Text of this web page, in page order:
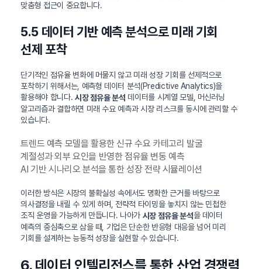
맞춤형 접근이 중요합니다.
5.5 데이터 기반 예측 분석으로 미래 기회
선제 포착
단기적인 점유율 변화에 머물지 않고 미래 성장 기회를 선제적으로
포착하기 위해서는, 예측형 데이터 분석(Predictive Analytics)을
활용해야 합니다. 시장 점유율 분석 데이터를 시계열 모델, 머신러닝
알고리즘과 결합하면 미래 수요 예측과 시장 리스크를 동시에 관리할 수
있습니다.
트렌드 예측 모델을 활용한 신규 수요 카테고리 발굴
계절성과 외부 요인을 반영한 점유율 변동 예측
AI 기반 시나리오 분석을 통한 성장 전략 시뮬레이션
이러한 방식은 시장의 불확실성 속에서도 명확한 근거를 바탕으로
의사결정을 내릴 수 있게 하며, 전략적 타이밍을 놓치지 않는 민첩한
조직 운영을 가능하게 만듭니다. 나아가 시장 점유율 분석을 데이터
예측의 중심축으로 삼을 때, 기업은 단순한 반응형 대응을 넘어 미리
기회를 설계하는 능동적 성장을 실현할 수 있습니다.
6. 데이터 인텔리전스를 통한 산업 경쟁력